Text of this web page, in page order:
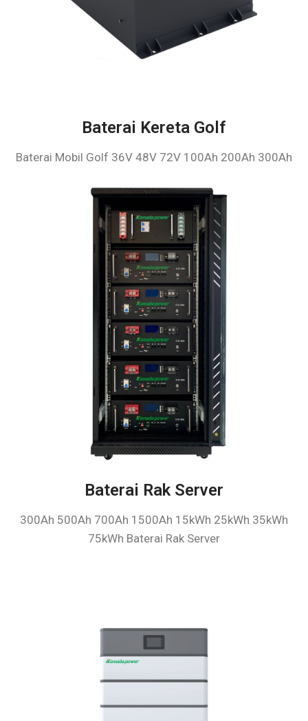
Baterai Kereta Golf
Baterai Mobil Golf 36V 48V 72V 100Ah 200Ah 300Ah
Baterai Rak Server
300Ah 500Ah 700Ah 1500Ah 15kWh 25kWh 35kWh
75kWh Baterai Rak Server